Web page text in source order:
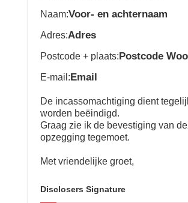
Naam:Voor- en achternaam
Adres:Adres
Postcode + plaats:Postcode
E-mail:Email
De incassomachtiging dient
worden beëindigd.
Graag zie ik de bevestiging van
opzegging tegemoet.
Met vriendelijke groet,
Disclosers Signature